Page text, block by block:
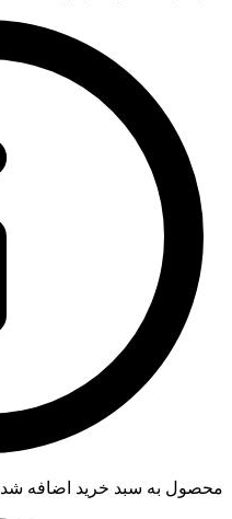
محصول به سبد خرید اضافه شد